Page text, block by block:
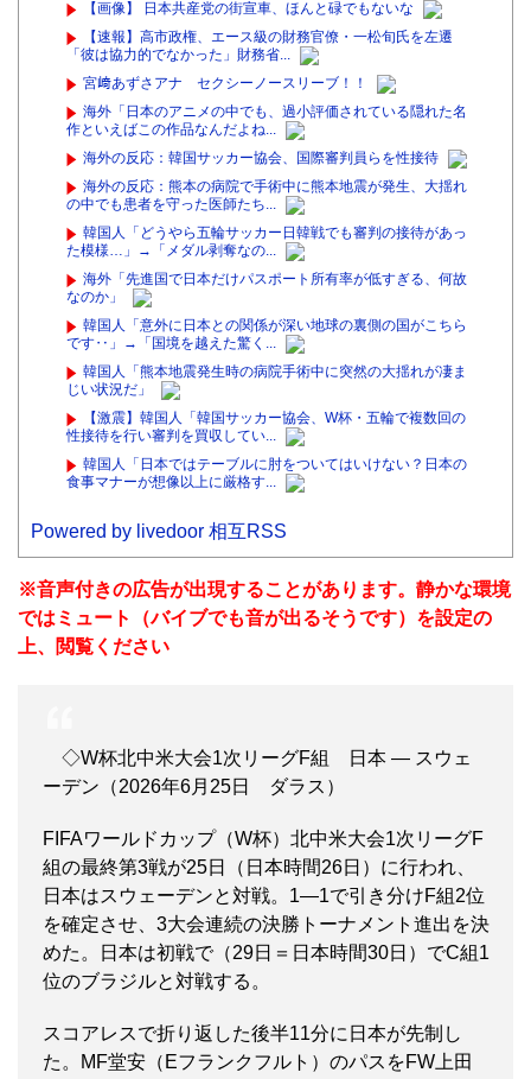
【画像】 日本共産党の街宣車、ほんと碌でもないな
【速報】高市政権、エース級の財務官僚・一松旬氏を左遷
「彼は協力的でなかった」財務省...
宮﨑あずさアナ セクシーノースリーブ！！
海外「日本のアニメの中でも、過小評価されている隠れた名
作といえばこの作品なんだよね...
海外の反応：韓国サッカー協会、国際審判員らを性接待
海外の反応：熊本の病院で手術中に熊本地震が発生、大揺れ
の中でも患者を守った医師たち...
韓国人「どうやら五輪サッカー日韓戦でも審判の接待があっ
た模様…」→「メダル剥奪なの...
海外「先進国で日本だけパスポート所有率が低すぎる、何故
なのか」
韓国人「意外に日本との関係が深い地球の裏側の国がこちら
です‥」→「国境を越えた驚く...
韓国人「熊本地震発生時の病院手術中に突然の大揺れが凄ま
じい状況だ」
【激震】韓国人「韓国サッカー協会、W杯・五輪で複数回の
性接待を行い審判を買収してい...
韓国人「日本ではテーブルに肘をついてはいけない？日本の
食事マナーが想像以上に厳格す...
Powered by livedoor 相互RSS
※音声付きの広告が出現することがあります。静かな環境
ではミュート（バイブでも音が出るそうです）を設定の
上、閲覧ください
◇W杯北中米大会1次リーグF組 日本 ― スウェ
ーデン（2026年6月25日 ダラス）
FIFAワールドカップ（W杯）北中米大会1次リーグF
組の最終第3戦が25日（日本時間26日）に行われ、
日本はスウェーデンと対戦。1―1で引き分けF組2位
を確定させ、3大会連続の決勝トーナメント進出を決
めた。日本は初戦で（29日＝日本時間30日）でC組1
位のブラジルと対戦する。
スコアレスで折り返した後半11分に日本が先制し
た。MF堂安（Eフランクフルト）のパスをFW上田